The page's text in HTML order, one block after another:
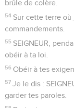
brûle de colère.
54 Sur cette terre
commandements.
55 SEIGNEUR,
obéir à ta loi.
56 Obéir à tes
57 Je le dis :
garder tes paroles.